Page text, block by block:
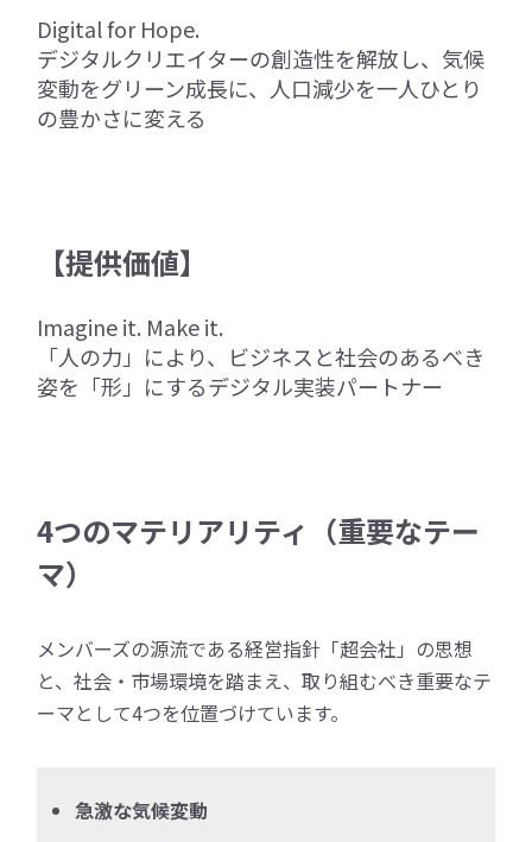
Digital for Hope.
デジタルクリエイターの創造性を解放し、気候
変動をグリーン成長に、人口減少を一人ひとり
の豊かさに変える
【提供価値】
Imagine it. Make it.
「人の力」により、ビジネスと社会のあるべき
姿を「形」にするデジタル実装パートナー
4つのマテリアリティ（重要なテー
マ）
メンバーズの源流である経営指針「超会社」の思想
と、社会・市場環境を踏まえ、取り組むべき重要なテ
ーマとして4つを位置づけています。
急激な気候変動